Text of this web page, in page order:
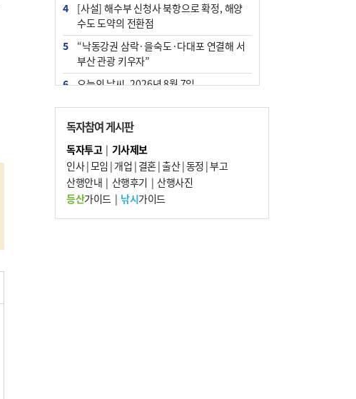
4
[사설] 해수부 신청사 북항으로 확정, 해양
수도 도약의 전환점
5
“낙동강권 삼락·을숙도·다대포 연결해 서
부산 관광 키우자”
6
오늘의 날씨- 2026년 8월 7일
7
부울경 주말부터 비소식…‘극한 폭염’ 한풀
꺾일 듯
8
피란마을 67년 역사인데…전교생 24명 아
미초 통폐합 기로
9
외국인 선원 ‘인신매매 경유지’ 된 부산…
우려가 현실로
10 교육혁신선도지 공모 코앞인데…구·군 난
독자참여 게시판
독자투고| 기사제보
인사|모임 | 개업 | 결혼|출산|동정 |부고
산행안내 | 산행후기 | 산행사진
등산가이드| 낚시가이드